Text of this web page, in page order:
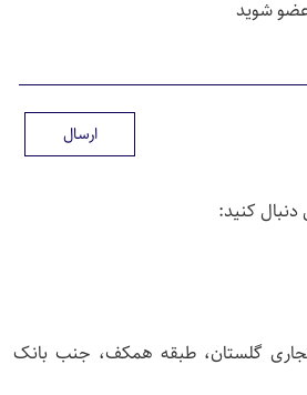
عضو شوید
ارسال
دنبال کنید:
گلستان، طبقه همکف، جنب بانک